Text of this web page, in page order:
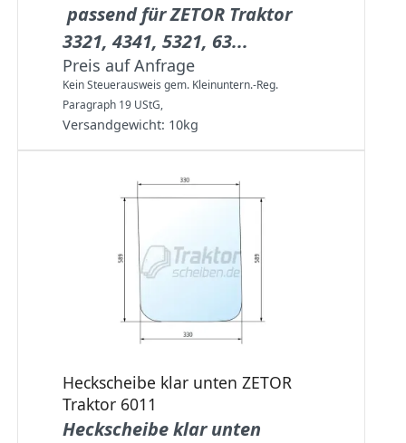
passend für ZETOR Traktor
3321, 4341, 5321, 63...
Preis auf Anfrage
Kein Steuerausweis gem. Kleinuntern.-Reg.
Paragraph 19 UStG,
Versandgewicht: 10kg
Heckscheibe klar unten ZETOR
Traktor 6011
Heckscheibe klar unten